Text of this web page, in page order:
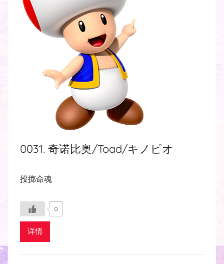
0031. 奇诺比奥/Toad/キノピオ
投掷命魂
0
详情